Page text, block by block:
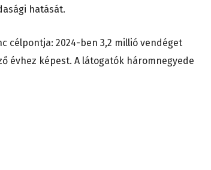
hatását.
célpontja: 2024-ben 3,2 millió vendéget
évhez képest. A látogatók háromnegyede